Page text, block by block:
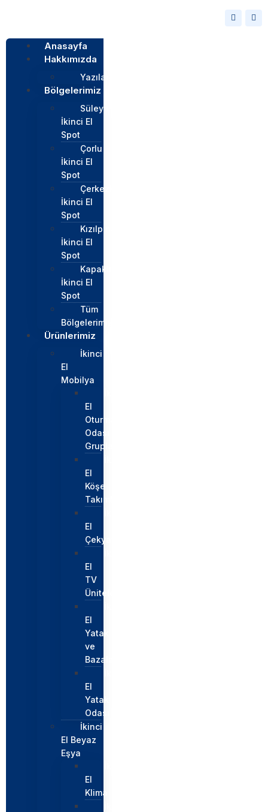
Anasayfa
Hakkımızda
Yazılar
Bölgelerimiz
Süleymapaşa
İkinci El
Spot
Çorlu
İkinci El
Spot
Çerkezköy
İkinci El
Spot
Kızılpınar
İkinci El
Spot
Kapaklı
İkinci El
Spot
Tüm
Bölgelerimiz
Ürünlerimiz
İkinci
El
Mobilya
El
Oturma
Odası
Grupları
El
Köşe
Takımları
El
Çekyatlar
El
TV
Üniteleri
El
Yatak
ve
Bazalar
El
Yatak
Odası
İkinci
El Beyaz
Eşya
El
Klima